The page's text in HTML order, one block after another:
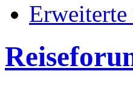
Erweiterte